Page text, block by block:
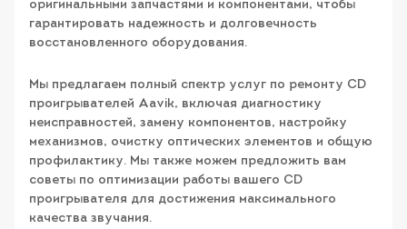
оригинальными запчастями и компонентами, чтобы
гарантировать надежность и долговечность
восстановленного оборудования.
Мы предлагаем полный спектр услуг по ремонту CD
проигрывателей Aavik, включая диагностику
неисправностей, замену компонентов, настройку
механизмов, очистку оптических элементов и общую
профилактику. Мы также можем предложить вам
советы по оптимизации работы вашего CD
проигрывателя для достижения максимального
качества звучания.